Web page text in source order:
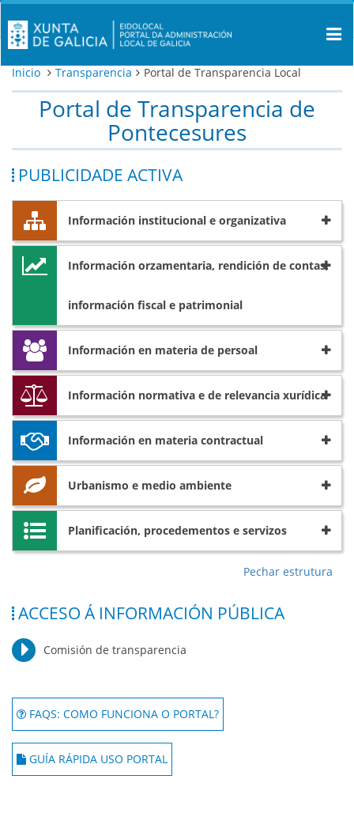
Inicio Transparencia Portal de Transparencia Local
Portal de Transparencia de
Pontecesures
PUBLICIDADE ACTIVA
Información institucional e organizativa
Información orzamentaria, rendición de contas,
información fiscal e patrimonial
Información en materia de persoal
Información normativa e de relevancia xurídica
Información en materia contractual
Urbanismo e medio ambiente
Planificación, procedementos e servizos
Pechar estrutura
ACCESO Á INFORMACIÓN PÚBLICA
Comisión de transparencia
FAQS: COMO FUNCIONA O PORTAL?
GUÍA RÁPIDA USO PORTAL